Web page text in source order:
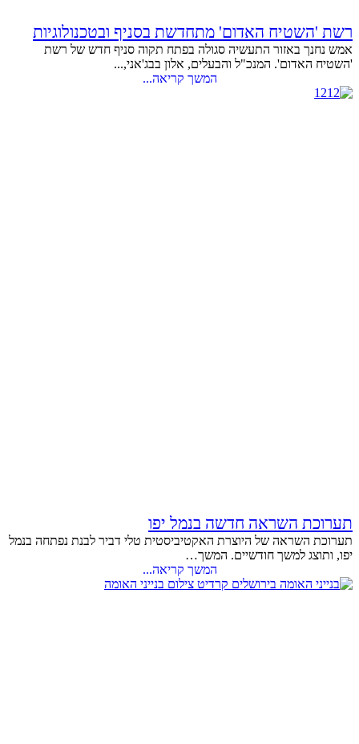
רשת 'השטיח האדום' מתחדשת בסניף ובטכנולוגיות
אמש נחנך באזור התעשיה סגולה בפתח תקוה סניף חדש של רשת
'השטיח האדום'. המנכ"ל והבעלים, אלון בבג'אני,...
המשך קריאה...
תערוכת השראה חדשה בנמל יפו
תערוכת השראה של היוצרת האקטיביסטית טלי דביר לבנת נפתחה בנמל
יפו, ותוצג למשך חודשיים. המשך…
המשך קריאה...